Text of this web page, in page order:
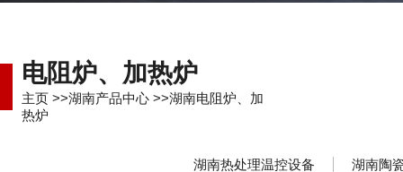
电阻炉、加热炉
主页 >>湖南产品中心 >>湖南电阻炉、加
热炉
湖南热处理温控设备 湖南陶